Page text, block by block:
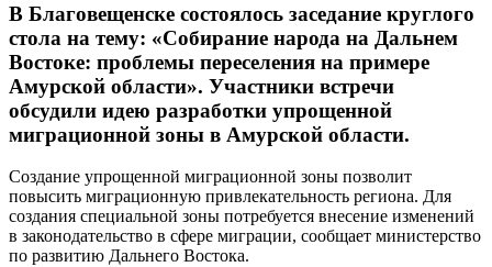
В Благовещенске состоялось заседание круглого
стола на тему: «Собирание народа на Дальнем
Востоке: проблемы переселения на примере
Амурской области». Участники встречи
обсудили идею разработки упрощенной
миграционной зоны в Амурской области.
Создание упрощенной миграционной зоны позволит
повысить миграционную привлекательность региона. Для
создания специальной зоны потребуется внесение изменений
в законодательство в сфере миграции, сообщает министерство
по развитию Дальнего Востока.